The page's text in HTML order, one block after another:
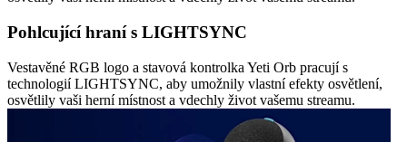
Pohlcující hraní s LIGHTSYNC
Vestavěné RGB logo a stavová kontrolka Yeti Orb pracují s
technologií LIGHTSYNC, aby umožnily vlastní efekty osvětlení,
osvětlily vaši herní místnost a vdechly život vašemu streamu.